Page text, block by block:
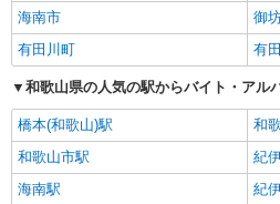
海南市
御
有田川町
有
和歌山県の人気の駅からバイト・アル
橋本(和歌山)駅
和
和歌山市駅
紀
海南駅
紀